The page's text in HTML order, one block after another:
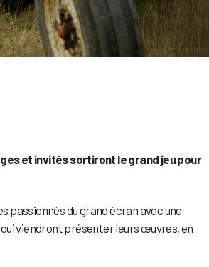
et invités sortiront le grand jeu pour
passionnés du grand écran avec une
viendront présenter leurs œuvres, en